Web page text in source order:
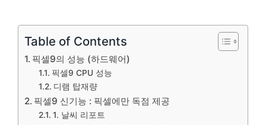
Table of Contents
픽셀9의 성능 (하드웨어)
픽셀9 CPU 성능
디램 탑재량
픽셀9 신기능 : 픽셀에만 독점 제공
1. 날씨 리포트